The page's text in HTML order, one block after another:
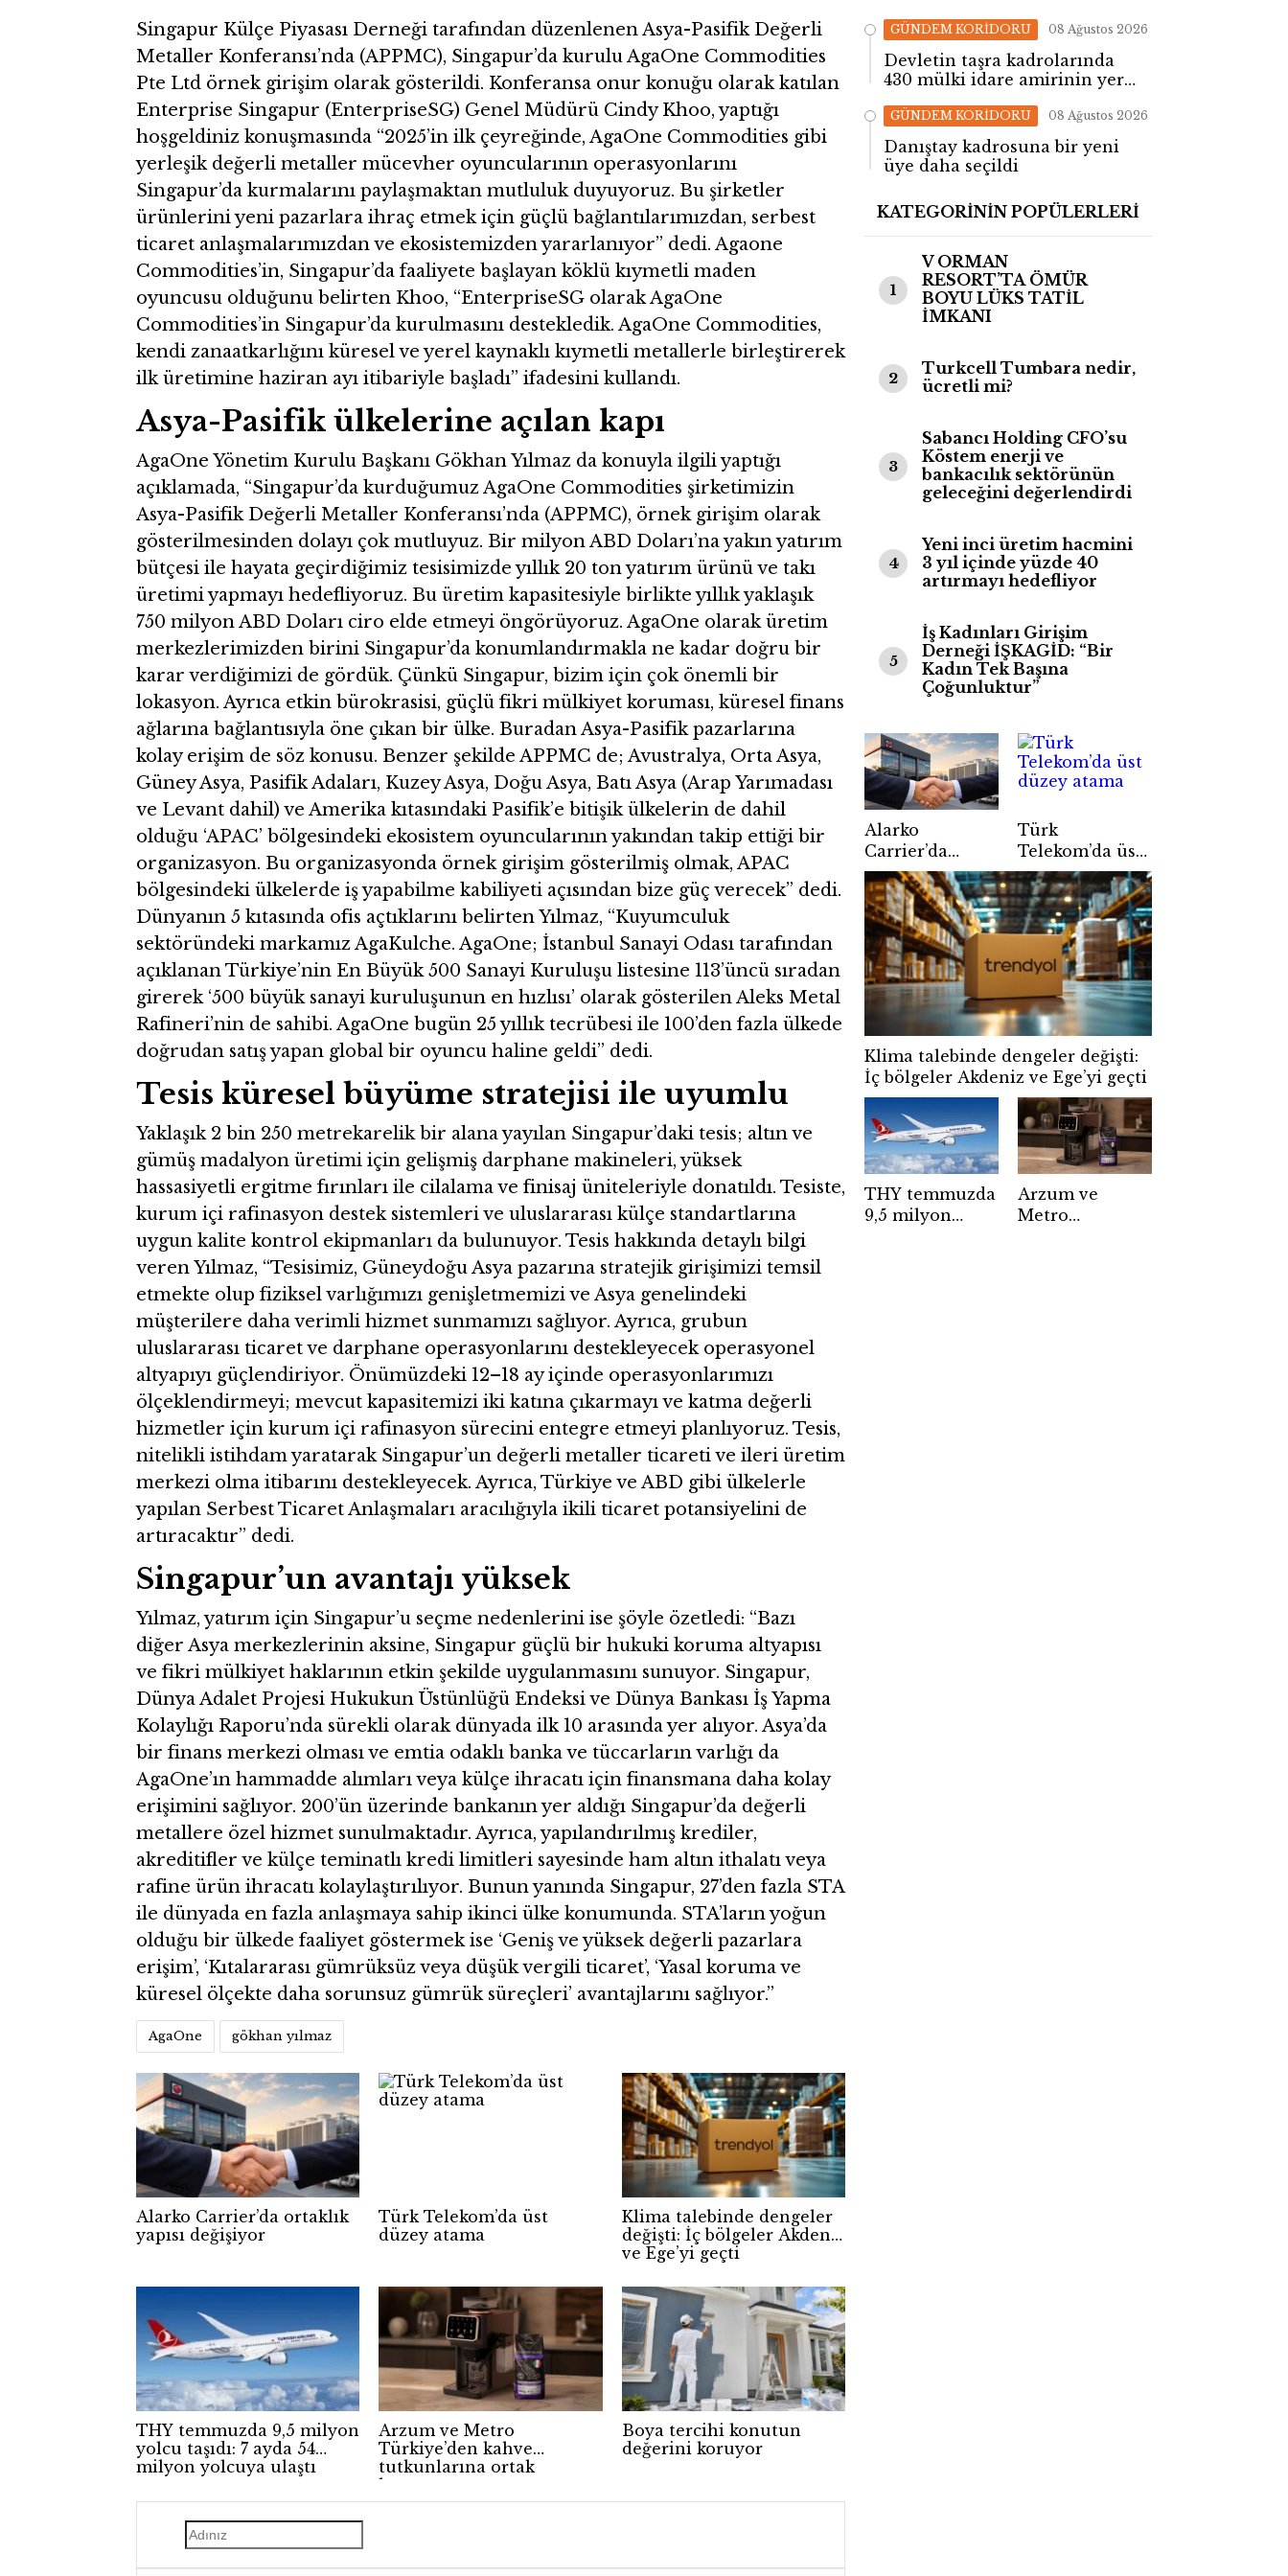
Singapur Külçe Piyasası Derneği tarafından düzenlenen Asya-Pasifik Değerli
Metaller Konferansı’nda (APPMC), Singapur’da kurulu AgaOne Commodities
Pte Ltd örnek girişim olarak gösterildi. Konferansa onur konuğu olarak katılan
Enterprise Singapur (EnterpriseSG) Genel Müdürü Cindy Khoo, yaptığı
hoşgeldiniz konuşmasında “2025’in ilk çeyreğinde, AgaOne Commodities gibi
yerleşik değerli metaller mücevher oyuncularının operasyonlarını
Singapur’da kurmalarını paylaşmaktan mutluluk duyuyoruz. Bu şirketler
ürünlerini yeni pazarlara ihraç etmek için güçlü bağlantılarımızdan, serbest
ticaret anlaşmalarımızdan ve ekosistemizden yararlanıyor” dedi. Agaone
Commodities’in, Singapur’da faaliyete başlayan köklü kıymetli maden
oyuncusu olduğunu belirten Khoo, “EnterpriseSG olarak AgaOne
Commodities’in Singapur’da kurulmasını destekledik. AgaOne Commodities,
kendi zanaatkarlığını küresel ve yerel kaynaklı kıymetli metallerle birleştirerek
ilk üretimine haziran ayı itibariyle başladı” ifadesini kullandı.
Asya-Pasifik ülkelerine açılan kapı
AgaOne Yönetim Kurulu Başkanı Gökhan Yılmaz da konuyla ilgili yaptığı
açıklamada, “Singapur’da kurduğumuz AgaOne Commodities şirketimizin
Asya-Pasifik Değerli Metaller Konferansı’nda (APPMC), örnek girişim olarak
gösterilmesinden dolayı çok mutluyuz. Bir milyon ABD Doları’na yakın yatırım
bütçesi ile hayata geçirdiğimiz tesisimizde yıllık 20 ton yatırım ürünü ve takı
üretimi yapmayı hedefliyoruz. Bu üretim kapasitesiyle birlikte yıllık yaklaşık
750 milyon ABD Doları ciro elde etmeyi öngörüyoruz. AgaOne olarak üretim
merkezlerimizden birini Singapur’da konumlandırmakla ne kadar doğru bir
karar verdiğimizi de gördük. Çünkü Singapur, bizim için çok önemli bir
lokasyon. Ayrıca etkin bürokrasisi, güçlü fikri mülkiyet koruması, küresel finans
ağlarına bağlantısıyla öne çıkan bir ülke. Buradan Asya-Pasifik pazarlarına
kolay erişim de söz konusu. Benzer şekilde APPMC de; Avustralya, Orta Asya,
Güney Asya, Pasifik Adaları, Kuzey Asya, Doğu Asya, Batı Asya (Arap Yarımadası
ve Levant dahil) ve Amerika kıtasındaki Pasifik’e bitişik ülkelerin de dahil
olduğu ‘APAC’ bölgesindeki ekosistem oyuncularının yakından takip ettiği bir
organizasyon. Bu organizasyonda örnek girişim gösterilmiş olmak, APAC
bölgesindeki ülkelerde iş yapabilme kabiliyeti açısından bize güç verecek” dedi.
Dünyanın 5 kıtasında ofis açtıklarını belirten Yılmaz, “Kuyumculuk
sektöründeki markamız AgaKulche. AgaOne; İstanbul Sanayi Odası tarafından
açıklanan Türkiye’nin En Büyük 500 Sanayi Kuruluşu listesine 113’üncü sıradan
girerek ‘500 büyük sanayi kuruluşunun en hızlısı’ olarak gösterilen Aleks Metal
Rafineri’nin de sahibi. AgaOne bugün 25 yıllık tecrübesi ile 100’den fazla ülkede
doğrudan satış yapan global bir oyuncu haline geldi” dedi.
Tesis küresel büyüme stratejisi ile uyumlu
Yaklaşık 2 bin 250 metrekarelik bir alana yayılan Singapur’daki tesis; altın ve
gümüş madalyon üretimi için gelişmiş darphane makineleri, yüksek
hassasiyetli ergitme fırınları ile cilalama ve finisaj üniteleriyle donatıldı. Tesiste,
kurum içi rafinasyon destek sistemleri ve uluslararası külçe standartlarına
uygun kalite kontrol ekipmanları da bulunuyor. Tesis hakkında detaylı bilgi
veren Yılmaz, “Tesisimiz, Güneydoğu Asya pazarına stratejik girişimizi temsil
etmekte olup fiziksel varlığımızı genişletmemizi ve Asya genelindeki
müşterilere daha verimli hizmet sunmamızı sağlıyor. Ayrıca, grubun
uluslararası ticaret ve darphane operasyonlarını destekleyecek operasyonel
altyapıyı güçlendiriyor. Önümüzdeki 12–18 ay içinde operasyonlarımızı
ölçeklendirmeyi; mevcut kapasitemizi iki katına çıkarmayı ve katma değerli
hizmetler için kurum içi rafinasyon sürecini entegre etmeyi planlıyoruz. Tesis,
nitelikli istihdam yaratarak Singapur’un değerli metaller ticareti ve ileri üretim
merkezi olma itibarını destekleyecek. Ayrıca, Türkiye ve ABD gibi ülkelerle
yapılan Serbest Ticaret Anlaşmaları aracılığıyla ikili ticaret potansiyelini de
artıracaktır” dedi.
Singapur’un avantajı yüksek
Yılmaz, yatırım için Singapur’u seçme nedenlerini ise şöyle özetledi: “Bazı
diğer Asya merkezlerinin aksine, Singapur güçlü bir hukuki koruma altyapısı
ve fikri mülkiyet haklarının etkin şekilde uygulanmasını sunuyor. Singapur,
Dünya Adalet Projesi Hukukun Üstünlüğü Endeksi ve Dünya Bankası İş Yapma
Kolaylığı Raporu’nda sürekli olarak dünyada ilk 10 arasında yer alıyor. Asya’da
bir finans merkezi olması ve emtia odaklı banka ve tüccarların varlığı da
AgaOne’ın hammadde alımları veya külçe ihracatı için finansmana daha kolay
erişimini sağlıyor. 200’ün üzerinde bankanın yer aldığı Singapur’da değerli
metallere özel hizmet sunulmaktadır. Ayrıca, yapılandırılmış krediler,
akreditifler ve külçe teminatlı kredi limitleri sayesinde ham altın ithalatı veya
rafine ürün ihracatı kolaylaştırılıyor. Bunun yanında Singapur, 27’den fazla STA
ile dünyada en fazla anlaşmaya sahip ikinci ülke konumunda. STA’ların yoğun
olduğu bir ülkede faaliyet göstermek ise ‘Geniş ve yüksek değerli pazarlara
erişim’, ‘Kıtalararası gümrüksüz veya düşük vergili ticaret’, ‘Yasal koruma ve
küresel ölçekte daha sorunsuz gümrük süreçleri’ avantajlarını sağlıyor.”
AgaOne gökhan yılmaz
Alarko Carrier’da ortaklık
yapısı değişiyor
Türk Telekom’da üst
düzey atama
Klima talebinde dengeler
değişti: İç bölgeler Akdeniz
ve Ege’yi geçti
THY temmuzda 9,5 milyon
yolcu taşıdı: 7 ayda 54
milyon yolcuya ulaştı
Arzum ve Metro
Türkiye’den kahve
tutkunlarına ortak
kampanya
Boya tercihi konutun
değerini koruyor
GÜNDEM KORİDORU 08 Ağustos 2026
Devletin taşra kadrolarında
430 mülki idare amirinin yeri
GÜNDEM KORİDORU 08 Ağustos 2026
Danıştay kadrosuna bir yeni
üye daha seçildi
KATEGORİNİN POPÜLERLERİ
1
V ORMAN
RESORT’TA ÖMÜR
BOYU LÜKS TATİL
İMKANI
2
Turkcell Tumbara nedir,
ücretli mi?
3
Sabancı Holding CFO’su
Köstem enerji ve
bankacılık sektörünün
geleceğini değerlendirdi
4
Yeni inci üretim hacmini
3 yıl içinde yüzde 40
artırmayı hedefliyor
5
İş Kadınları Girişim
Derneği İŞKAGİD: “Bir
Kadın Tek Başına
Çoğunluktur”
Alarko
Carrier’da
ortaklık yapısı
değişiyor
Türk
Telekom’da üst
düzey atama
Klima talebinde dengeler değişti:
İç bölgeler Akdeniz ve Ege’yi geçti
THY temmuzda
9,5 milyon
Arzum ve
Metro